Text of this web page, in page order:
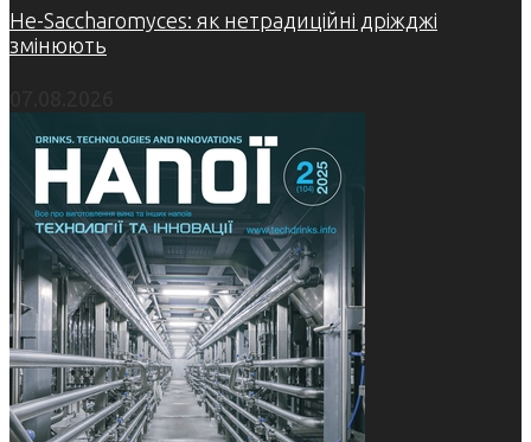
Не-Saccharomyces: як нетрадиційні дріжджі
змінюють